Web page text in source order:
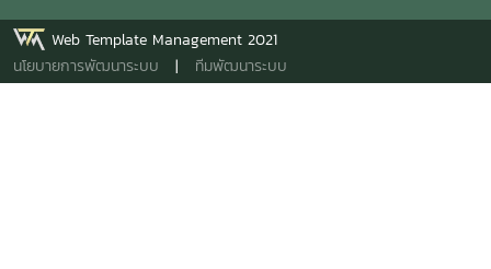
Web Template Management 2021
นโยบายการพัฒนาระบบ | ทีมพัฒนาระบบ